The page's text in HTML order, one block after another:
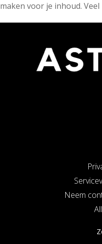
maken voor je inhoud. Veel
Neem